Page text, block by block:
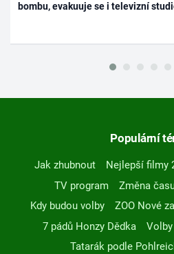
bombu, evakuuje se i televizní
Populární
Jak zhubnout Nejlepší filmy
TV program
Změna
Kdy budou volby
ZOO Nové
7 pádů Honzy Dědka
Tatarák podle